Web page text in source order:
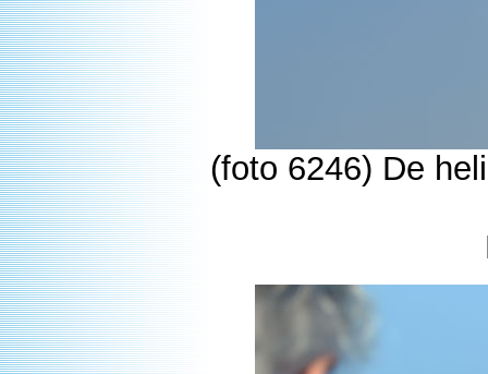
(foto 6246) De